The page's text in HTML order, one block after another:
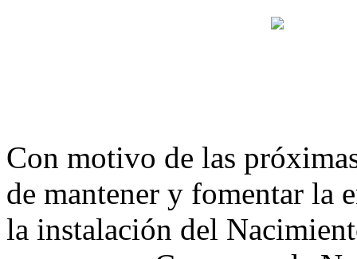
Con motivo de las
de mantener y fomentar la
la instalación del